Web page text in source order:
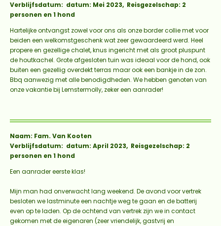
Verblijfsdatum: datum: Mei 2023, Reisgezelschap: 2
personen en 1 hond
Hartelijke ontvangst zowel voor ons als onze border collie met voor
beiden een welkomstgeschenk wat zeer gewaardeerd werd. Heel
propere en gezellige chalet, knus ingericht met als groot pluspunt
de houtkachel. Grote afgesloten tuin was ideaal voor de hond, ook
buiten een gezellig overdekt terras maar ook een bankje in de zon.
Bbq aanwezig met alle benodigdheden. We hebben genoten van
onze vakantie bij Lemstermolly, zeker een aanrader!
Naam: Fam. Van Kooten
Verblijfsdatum: datum: April 2023, Reisgezelschap: 2
personen en 1 hond
Een aanrader eerste klas!
Mijn man had onverwacht lang weekend. De avond voor vertrek
besloten we lastminute een nachtje weg te gaan en de batterij
even op te laden. Op de ochtend van vertrek zijn we in contact
gekomen met de eigenaren (zeer vriendelijk, gastvrij en